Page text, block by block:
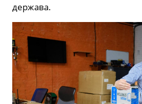
держава.